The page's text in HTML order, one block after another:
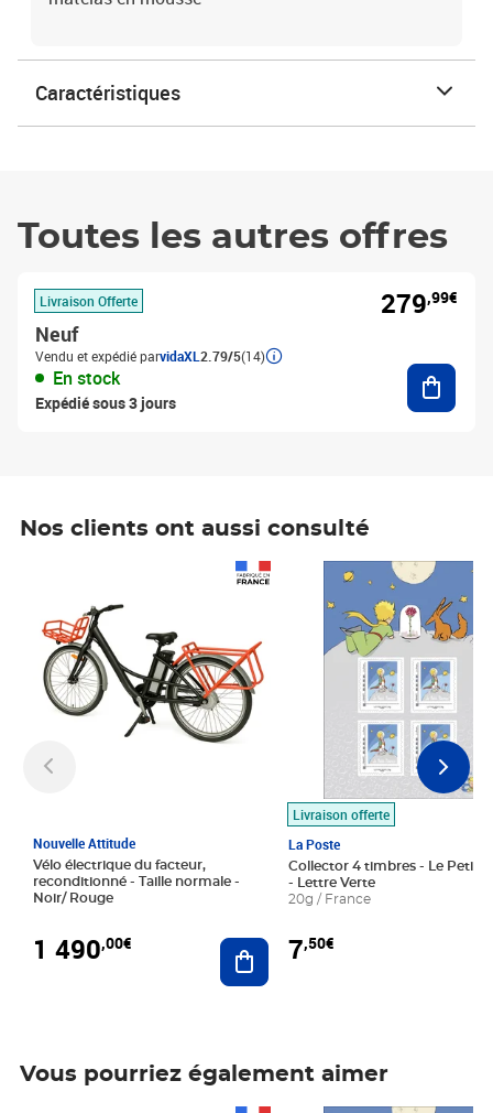
Caractéristiques
Toutes les autres offres
Livraison Offerte
Neuf
Vendu et expédié parvidaXL 2.79/5(14)
En stock
Expédié sous 3 jours
279,99€
Nos clients ont aussi consulté
Nouvelle Attitude
Vélo électrique du facteur,
reconditionné - Taille normale -
Noir/ Rouge
1 490,00€ Ajouter au panier
Livraison offerte
La Poste
Collector 4 timbres - Le Petit
- Lettre Verte
20g / France
7,50€
Prix 7,50€
Vous pourriez également aimer